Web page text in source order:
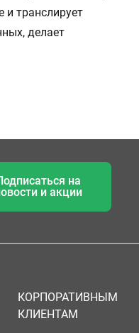
и транслирует
делает
на
и акции
КОРПОРАТИВНЫМ
КЛИЕНТАМ